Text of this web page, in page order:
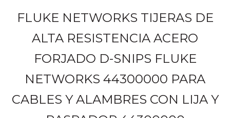
FLUKE NETWORKS TIJERAS DE
ALTA RESISTENCIA ACERO
FORJADO D-SNIPS FLUKE
NETWORKS 44300000 PARA
CABLES Y ALAMBRES CON LIJA Y